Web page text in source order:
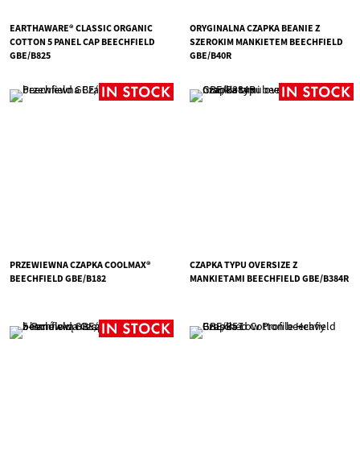
EARTHAWARE® CLASSIC ORGANIC
COTTON 5 PANEL CAP BEECHFIELD
GBE/B825
ORYGINALNA CZAPKA BEANIE Z
SZEROKIM MANKIETEM BEECHFIELD
GBE/B40R
PRZEWIEWNA CZAPKA COOLMAX®
BEECHFIELD GBE/B182
CZAPKA TYPU OVERSIZE Z
MANKIETAMI BEECHFIELD GBE/B384R